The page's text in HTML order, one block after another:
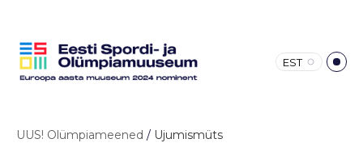
EST
UUS! Olümpiameened / Ujumismüts